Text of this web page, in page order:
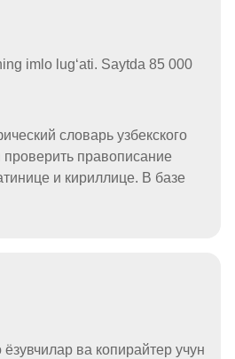
imlo lugʻati. Saytda 85 000
словарь узбекского
правописание
и кириллице. В базе
ва копирайтер учун